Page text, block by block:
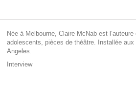
Née à Melbourne, Claire McNab est
adolescents, pièces de théâtre. Installée
Angeles.
Interview